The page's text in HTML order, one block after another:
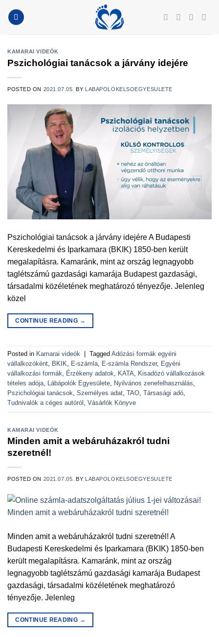
KAMARAI VIDEÓK
Pszichológiai tanácsok a járvány idejére
POSTED ON 2021.07.05. BY LABAPOLOKELSOEGYESULETE
Pszichológiai tanácsok a járvány idejére A Budapesti
Kereskedelmi és Iparkamara (BKIK) 1850-ben került
megalapításra. Kamaránk, mint az ország legnagyobb
taglétszámú gazdasági kamarája Budapest gazdasági,
társadalmi közéletének meghatározó tényezője. Jelenleg
közel
CONTINUE READING →
Posted in Kamarai videók Tagged Adózási formák egyéni
vállalkozóként, BKIK, E-számla, E-számla Rendszer, Egyéni
vállalkozási formák, Érzékeny adatok, KATA, Kisadózó vállalkozások
tételes adója, Lábápolók Egyesülete, Nyilvános zenefelhasználás,
Pszichológiai tanácsok, Személyes adat, TAO, Társasági adó,
Tudnivalók a céges autóról , Vásárlók Könyve
KAMARAI VIDEÓK
Minden amit a webáruházakról tudni
szeretnél!
POSTED ON 2021.07.05. BY LABAPOLOKELSOEGYESULETE
Minden amit a webáruházakról tudni szeretnél! A
Budapesti Kereskedelmi és Iparkamara (BKIK) 1850-ben
került megalapításra. Kamaránk, mint az ország
legnagyobb taglétszámú gazdasági kamarája Budapest
gazdasági, társadalmi közéletének meghatározó
tényezője. Jelenleg
CONTINUE READING →